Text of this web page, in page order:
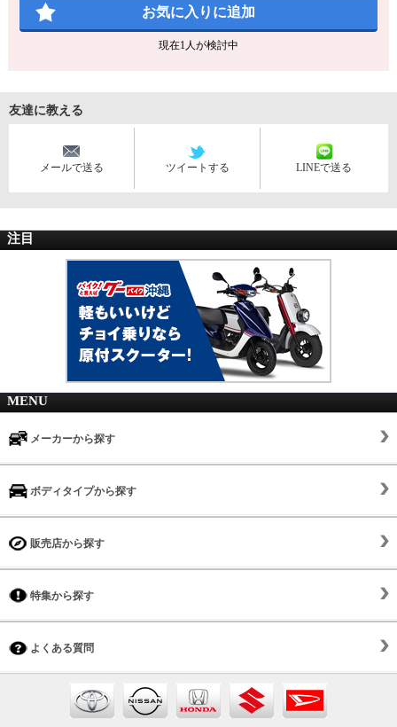
お気に入りに追加
現在1人が検討中
友達に教える
メールで送る ツイートする LINEで送る
注目
MENU
メーカーから探す
ボディタイプから探す
販売店から探す
特集から探す
よくある質問